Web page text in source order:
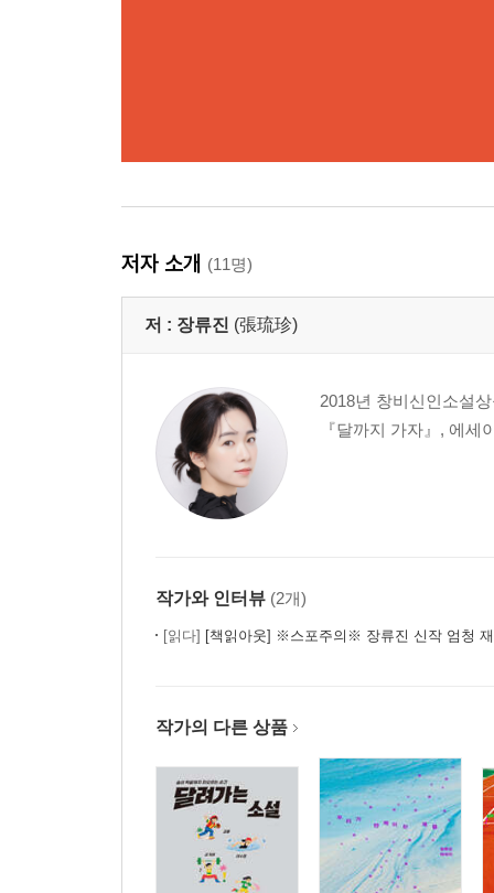
저자 소개 (11명)
저 : 장류진 (張琉珍)
2018년 창비신인소설
『달까지 가자』, 에
작가와 인터뷰 (2개)
[읽다] [책읽아웃] ※스포주의※ 장류진 신작 엄청 재밌어, 근데 본인은
작가의 다른 상품